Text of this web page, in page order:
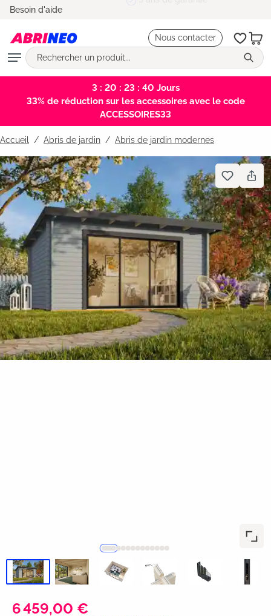
principal
Besoin d'aide
Nous contacter
3 : 20 : 23 : 40 Jours
33% de réduction sur les accessoires avec le code
ACCESSOIRES33
Accueil Abris de jardin / Abris de jardin modernes
Bildergalerie überspringen
6 459,00 €